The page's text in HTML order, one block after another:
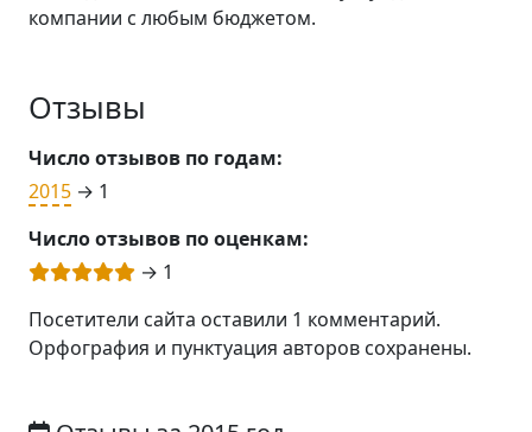
компании с любым бюджетом.
Отзывы
Число отзывов по годам:
2015 → 1
Число отзывов по оценкам:
→ 1
Посетители сайта оставили 1 комментарий.
Орфография и пунктуация авторов сохранены.